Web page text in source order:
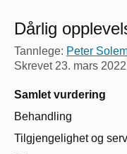
Dårlig
Tannlege: Peter
Skrevet 23. mars 2022
Samlet vurdering
Behandling
Tilgjengelighet og